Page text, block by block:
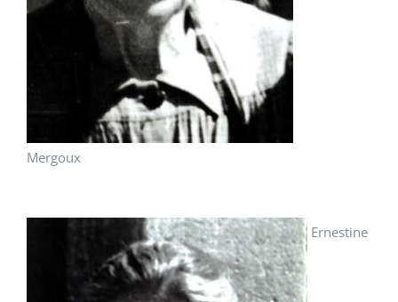
Mergoux
Ernestine